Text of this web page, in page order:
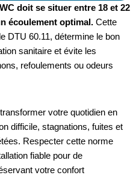
doit se situer entre 18 et 22
écoulement optimal. Cette
DTU 60.11, détermine le bon
sanitaire et évite les
refoulements ou odeurs
votre quotidien en
difficile, stagnations, fuites et
Respecter cette norme
fiable pour de
votre confort